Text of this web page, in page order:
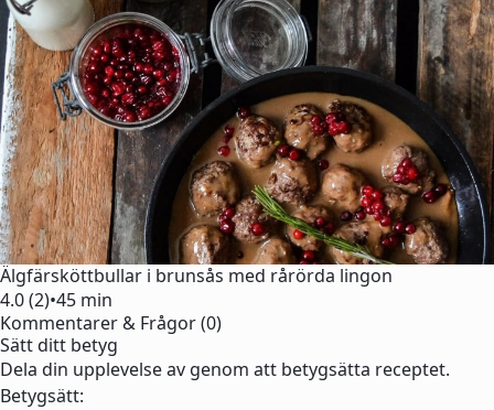
Älgfärsköttbullar i brunsås med rårörda lingon
4.0 (2)•45 min
Kommentarer & Frågor (0)
Sätt ditt betyg
Dela din upplevelse av genom att betygsätta receptet.
Betygsätt: